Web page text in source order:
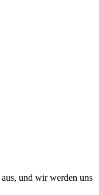
und wir werden uns